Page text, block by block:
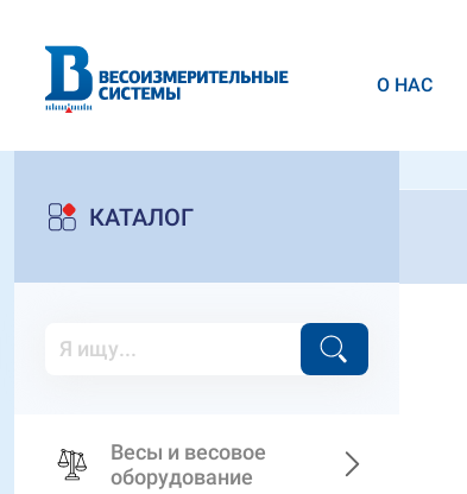
О НАС
КАТАЛОГ
Весы и весовое
оборудование